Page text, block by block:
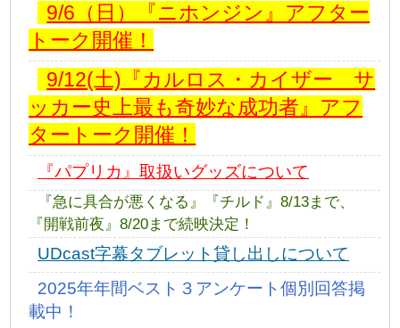
9/6（日）『ニホンジン』アフター
トーク開催！
9/12(土)『カルロス・カイザー サ
ッカー史上最も奇妙な成功者』アフ
タートーク開催！
『パプリカ』取扱いグッズについて
『急に具合が悪くなる』『チルド』8/13まで、
『開戦前夜』8/20まで続映決定！
UDcast字幕タブレット貸し出しについて
2025年年間ベスト３アンケート個別回答掲
載中！